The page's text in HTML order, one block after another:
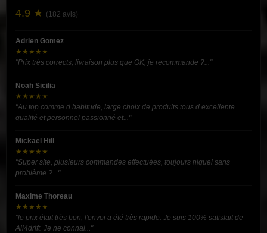
4.9 ★ (182 avis)
Adrien Gomez
★★★★★
"Prix très corrects, livraison plus que OK, je recommande ?..."
Noah Sicilia
★★★★★
"Au top comme d habitude, large choix de produits tous d excellente
qualité et personnel passionné et..."
Mickael Hill
★★★★★
"Super site, plusieurs commandes effectuées, toujours niquel sans
problème ?..."
Maxime Thoreau
★★★★★
"le prix était très bon, l'envoi a été très rapide. Je suis 100% satisfait de
All4drift. Je ne connai..."